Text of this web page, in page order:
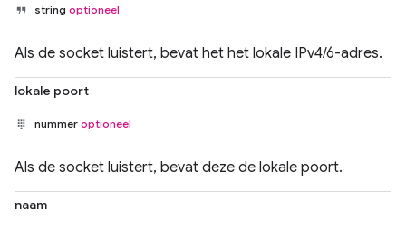
string optioneel
Als de socket luistert, bevat het het lokale IPv4/6-adres.
lokale poort
nummer optioneel
Als de socket luistert, bevat deze de lokale poort.
naam